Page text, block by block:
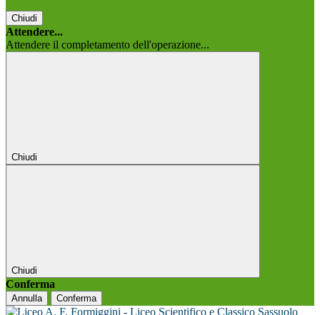
Chiudi
Attendere...
Attendere il completamento dell'operazione...
Chiudi
Chiudi
Conferma
Annulla Conferma